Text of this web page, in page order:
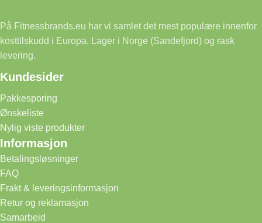
På Fitnessbrands.eu har vi samlet det mest populære innenfor
kosttilskudd i Europa. Lager i Norge (Sandefjord) og rask
levering.
Kundesider
Pakkesporing
Ønskeliste
Nylig viste produkter
Informasjon
Betalingsløsninger
FAQ
Frakt & leveringsinformasjon
Retur og reklamasjon
Samarbeid